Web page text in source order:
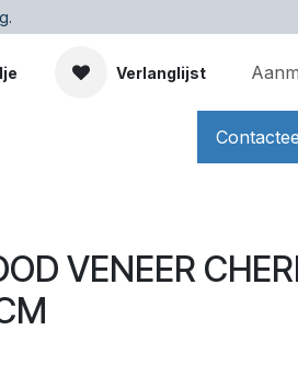
Verlanglijst
VENEER